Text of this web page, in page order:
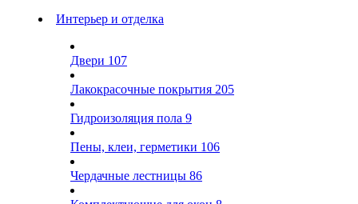
Интерьер и отделка
Двери 107
Лакокрасочные покрытия 205
Гидроизоляция пола 9
Пены, клеи, герметики 106
Чердачные лестницы 86